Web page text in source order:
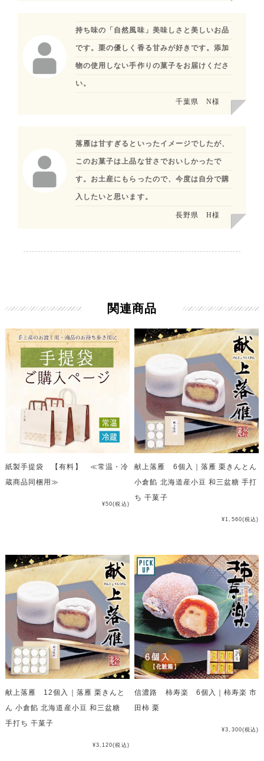
持ち味の「自然風味」美味しさと美しいお品
です。栗の優しく香る甘みが好きです。添加
物の使用しない手作りの菓子をお届けくださ
い。
千葉県 N様
落雁は甘すぎるといったイメージでしたが、
このお菓子は上品な甘さでおいしかったで
す。お土産にもらったので、今度は自分で購
入したいと思います。
長野県 H様
関連商品
紙製手提袋 【有料】 ≪常温・冷
蔵商品同梱用≫
¥50(税込)
献上落雁 6個入｜落雁 栗きんとん
小倉餡 北海道産小豆 和三盆糖 手打
ち 干菓子
¥1,560(税込)
献上落雁 12個入｜落雁 栗きんと
ん 小倉餡 北海道産小豆 和三盆糖
手打ち 干菓子
¥3,120(税込)
信濃路 柿寿楽 6個入｜柿寿楽 市
田柿 栗
¥3,300(税込)